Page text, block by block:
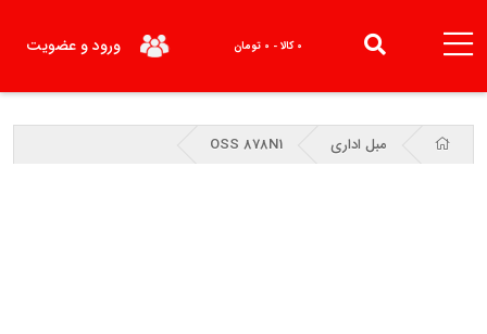
0 کالا - 0 تومان ورود و عضویت
مبل اداری OSS 878N1